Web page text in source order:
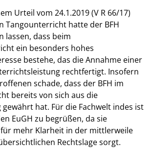
Urteil vom 24.1.2019 (V R 66/17)
Tangounterricht hatte der BFH
lassen, dass beim
ein besonders hohes
bestehe, das die Annahme einer
rechtfertigt. Insofern
schade, dass der BFH im
bereits von sich aus die
hat. Für die Fachwelt indes ist
EuGH zu begrüßen, da sie
mehr Klarheit in der mittlerweile
Rechtslage sorgt.